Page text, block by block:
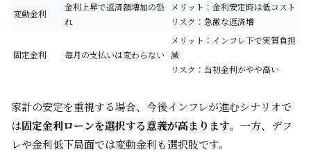
変動金利
金利上昇で返済額増加の恐
れ
メリット：金利安定時は低コスト
リスク：急激な返済増
固定金利 毎月の支払いは変わらない
メリット：インフレ下で実質負担
減
リスク：当初金利がやや高い
家計の安定を重視する場合、今後インフレが進むシナリオで
は固定金利ローンを選択する意義が高まります。一方、デフ
レや金利低下局面では変動金利も選択肢です。